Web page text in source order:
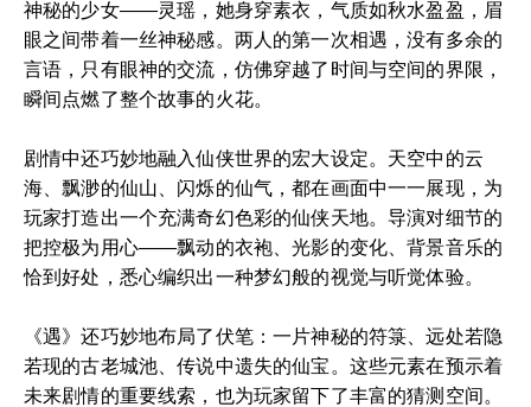
神秘的少女——灵瑶，她身穿素衣，气质如秋水盈盈，眉
眼之间带着一丝神秘感。两人的第一次相遇，没有多余的
言语，只有眼神的交流，仿佛穿越了时间与空间的界限，
瞬间点燃了整个故事的火花。
剧情中还巧妙地融入仙侠世界的宏大设定。天空中的云
海、飘渺的仙山、闪烁的仙气，都在画面中一一展现，为
玩家打造出一个充满奇幻色彩的仙侠天地。导演对细节的
把控极为用心——飘动的衣袍、光影的变化、背景音乐的
恰到好处，悉心编织出一种梦幻般的视觉与听觉体验。
《遇》还巧妙地布局了伏笔：一片神秘的符箓、远处若隐
若现的古老城池、传说中遗失的仙宝。这些元素在预示着
未来剧情的重要线索，也为玩家留下了丰富的猜测空间。